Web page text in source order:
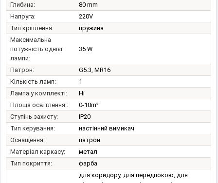
Глибина:
80 mm
Напруга:
220V
Тип кріплення:
пружина
Максимальна
потужність однієї
лампи:
35 W
Патрон:
G5.3, MR16
Кількість ламп:
1
Лампа у комплекті:
Ні
Площа освітлення :
0-10m²
Ступінь захисту:
IP20
Тип керування:
настінний вимикач
Оснащення:
патрон
Матеріал каркасу:
метал
Тип покриття:
фарба
для коридору, для передпокою, для